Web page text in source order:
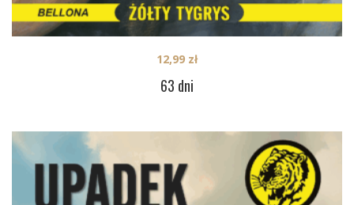
63 dni
12,99 zł